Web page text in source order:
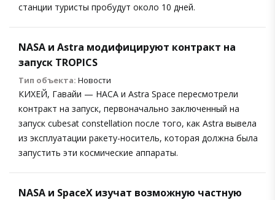
станции туристы пробудут около 10 дней.
NASA и Astra модифицируют контракт на
запуск TROPICS
Тип объекта: Новости
КИХЕЙ, Гавайи — НАСА и Astra Space пересмотрели
контракт на запуск, первоначально заключенный на
запуск cubesat constellation после того, как Astra вывела
из эксплуатации ракету-носитель, которая должна была
запустить эти космические аппараты.
NASA и SpaceX изучат возможную частную